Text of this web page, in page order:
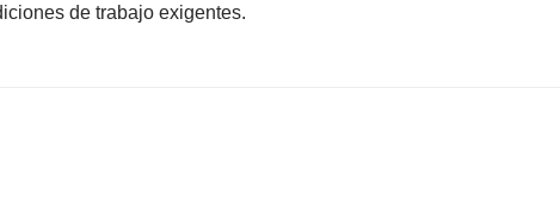
de trabajo exigentes.